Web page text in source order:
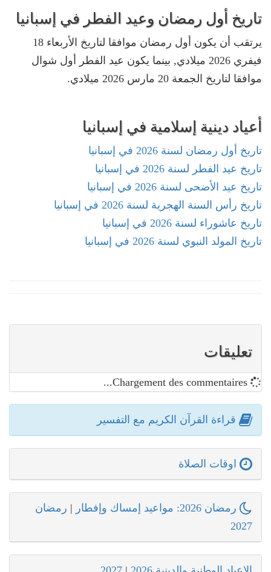
تاريخ أول رمضان وعيد الفطر في إسبانيا
يرتقب أن يكون أول رمضان موافقا لتاريخ الأربعاء 18
فيفري 2026 ميلادي, بينما يكون عيد الفطر أول شوال
موافقا لتاريخ الجمعة 20 مارس 2026 ميلادي.
أعياد دينية إسلامية في إسبانيا
تاريخ أول رمضان لسنة 2026 في إسبانيا
تاريخ عيد الفطر لسنة 2026 في إسبانيا
تاريخ عيد الأضحى لسنة 2026 في إسبانيا
تاريخ رأس السنة الهجرية لسنة 2026 في إسبانيا
تاريخ عاشوراء لسنة 2026 في إسبانيا
تاريخ المولد النبوي لسنة 2026 في إسبانيا
تعليقات
قراءة القرآن الكريم مع التفسير
اوقات الصلاة
رمضان 2026: مواعيد إمساك وإفطار | رمضان
2027